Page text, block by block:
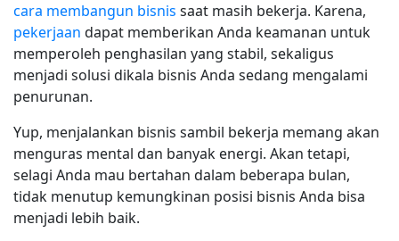
cara membangun bisnis saat masih bekerja. Karena,
pekerjaan dapat memberikan Anda keamanan untuk
memperoleh penghasilan yang stabil, sekaligus
menjadi solusi dikala bisnis Anda sedang mengalami
penurunan.
Yup, menjalankan bisnis sambil bekerja memang akan
menguras mental dan banyak energi. Akan tetapi,
selagi Anda mau bertahan dalam beberapa bulan,
tidak menutup kemungkinan posisi bisnis Anda bisa
menjadi lebih baik.